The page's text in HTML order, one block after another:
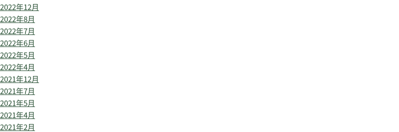
2022年12月
2022年8月
2022年7月
2022年6月
2022年5月
2022年4月
2021年12月
2021年7月
2021年5月
2021年4月
2021年2月